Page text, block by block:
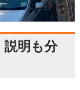
説明も分